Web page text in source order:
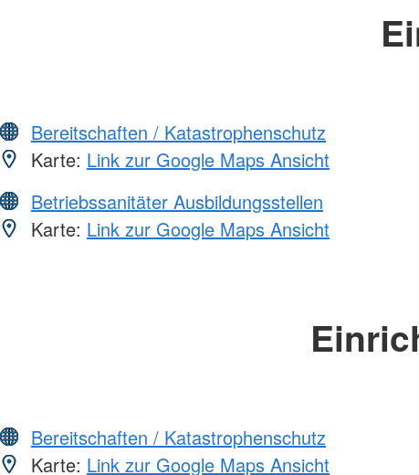
Bereitschaften / Katastrophenschutz
Karte: Link zur Google Maps Ansicht
Betriebssanitäter Ausbildungsstellen
Karte: Link zur Google Maps Ansicht
Bereitschaften / Katastrophenschutz
Karte: Link zur Google Maps Ansicht